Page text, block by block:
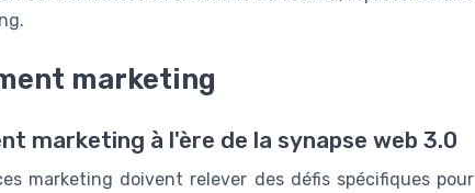
marketing
marketing à l'ère de la synapse web 3.0
marketing doivent relever des défis spécifiques pour